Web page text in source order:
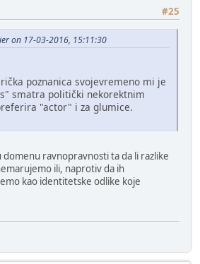
#25
on 17-03-2016, 15:11:30
poznanica svojevremeno mi je
smatra politički nekorektnim
"actor" i za glumice.
domenu ravnopravnosti ta da li razlike
ili, naprotiv da ih
kao identitetske odlike koje